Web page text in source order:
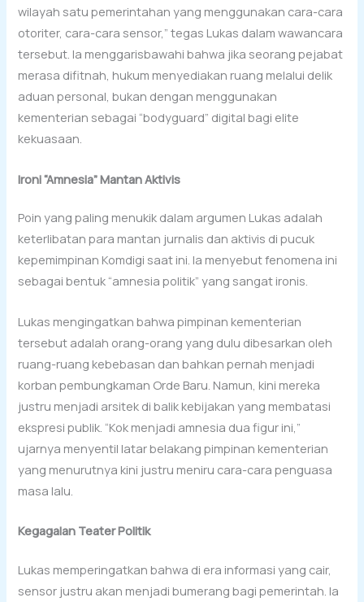
wilayah satu pemerintahan yang menggunakan cara-cara
otoriter, cara-cara sensor,” tegas Lukas dalam wawancara
tersebut. Ia menggarisbawahi bahwa jika seorang pejabat
merasa difitnah, hukum menyediakan ruang melalui delik
aduan personal, bukan dengan menggunakan
kementerian sebagai “bodyguard” digital bagi elite
kekuasaan.
Ironi “Amnesia” Mantan Aktivis
Poin yang paling menukik dalam argumen Lukas adalah
keterlibatan para mantan jurnalis dan aktivis di pucuk
kepemimpinan Komdigi saat ini. Ia menyebut fenomena ini
sebagai bentuk “amnesia politik” yang sangat ironis.
Lukas mengingatkan bahwa pimpinan kementerian
tersebut adalah orang-orang yang dulu dibesarkan oleh
ruang-ruang kebebasan dan bahkan pernah menjadi
korban pembungkaman Orde Baru. Namun, kini mereka
justru menjadi arsitek di balik kebijakan yang membatasi
ekspresi publik. “Kok menjadi amnesia dua figur ini,”
ujarnya menyentil latar belakang pimpinan kementerian
yang menurutnya kini justru meniru cara-cara penguasa
masa lalu.
Kegagalan Teater Politik
Lukas memperingatkan bahwa di era informasi yang cair,
sensor justru akan menjadi bumerang bagi pemerintah. Ia